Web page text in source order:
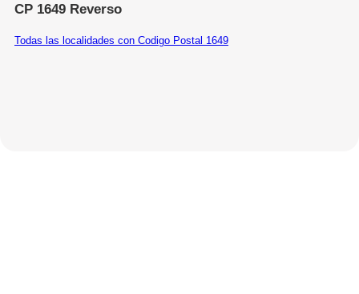
CP 1649 Reverso
Todas las localidades con Codigo Postal 1649